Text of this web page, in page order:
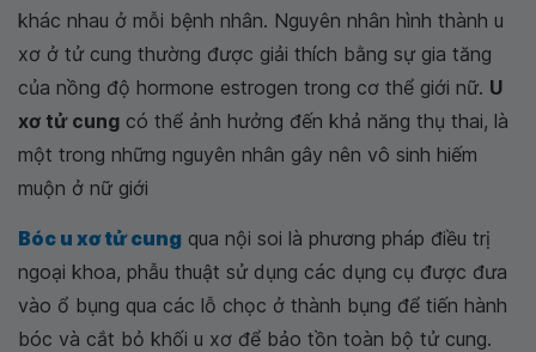
khác nhau ở mỗi bệnh nhân. Nguyên nhân hình thành u
xơ ở tử cung thường được giải thích bằng sự gia tăng
của nồng độ hormone estrogen trong cơ thể giới nữ. U
xơ tử cung có thể ảnh hưởng đến khả năng thụ thai, là
một trong những nguyên nhân gây nên vô sinh hiếm
muộn ở nữ giới
Bóc u xơ tử cung qua nội soi là phương pháp điều trị
ngoại khoa, phẫu thuật sử dụng các dụng cụ được đưa
vào ổ bụng qua các lỗ chọc ở thành bụng để tiến hành
bóc và cắt bỏ khối u xơ để bảo tồn toàn bộ tử cung.